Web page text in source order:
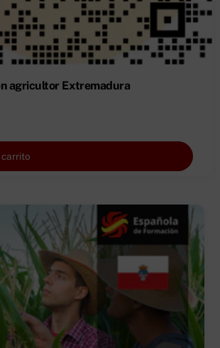
agricultor Extremadura